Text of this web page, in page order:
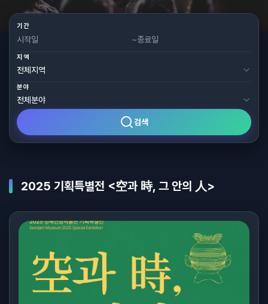
기간
~
지역
분야
검색
2025 기획특별전 <空과 時, 그 안의 人>